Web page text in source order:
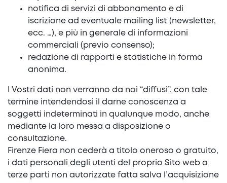
notifica di servizi di abbonamento e di
iscrizione ad eventuale mailing list (newsletter,
ecc. …), e più in generale di informazioni
commerciali (previo consenso);
redazione di rapporti e statistiche in forma
anonima.
I Vostri dati non verranno da noi “diffusi”, con tale
termine intendendosi il darne conoscenza a
soggetti indeterminati in qualunque modo, anche
mediante la loro messa a disposizione o
consultazione.
Firenze Fiera non cederà a titolo oneroso o gratuito,
i dati personali degli utenti del proprio Sito web a
terze parti non autorizzate fatta salva l’acquisizione